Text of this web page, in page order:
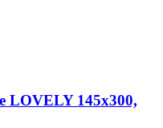
LOVELY 145x300,